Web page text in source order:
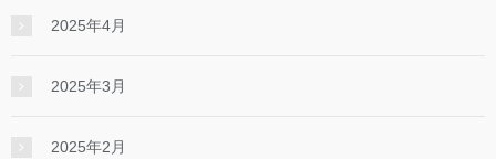
2025年4月
2025年3月
2025年2月